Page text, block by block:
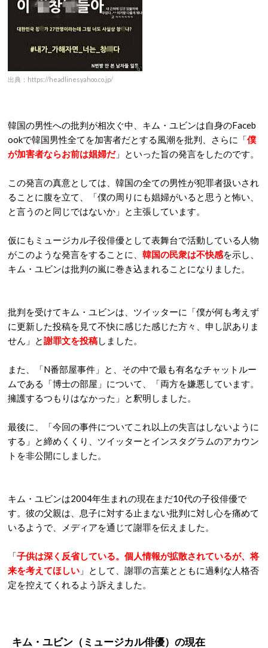
出典：https://headlines.yahoo.co.jp/
韓国の男性への批判が相次ぐ中、キム・ユビンは自身のFaceb
ookで韓国男性全てを加害者だとする風潮を批判、さらに「僕
が加害者ならお前は娼婦だ」といった旨の発言をしたのです。
この発言の真意としては、韓国の全ての男性が犯罪者扱いされ
ることに腹を立て、「僕の周りにも娼婦がいると思うと怖い、
と言うのと同じではないか」と主張しています。
仮にもミュージカル子役俳優として表舞台で活動している人物
がこのような発言をすることに、 韓国の民衆は不快感を示し、
キム・ユビンは批判の嵐に巻き込まれることになりました。
批判を受けてキム・ユビンは、ツイッターに「僕が何も考えず
に更新した投稿を見て不快に感じた感じた方々、申し訳ありま
せん」と謝罪文を投稿しました。
また、「N番部屋事件」と、その中で最も有名なチャットルー
ムである「博士の部屋」について、「両方を嫌悪しています。
擁護するつもりはなかった」と釈明しました。
最後に、「今回の事件についてこれ以上の失言はしないように
する」と締めくくり、ツイッターとインスタグラムのアカウン
トを非公開にしました。
キム・ユビンは2004年生まれの現在まだ10代の子役俳優で
す。彼の父親は、息子に対する止まない批判に対し心を痛めて
いるようで、メディアを通じて謝罪を伝えました。
「子供は深く反省している。個人情報が拡散されているが、将
来を考えてほしい 」として、謝罪の言葉とともに過剰な人格否
定を控えてくれるよう訴えました。
キム・ユビン（ミュージカル俳優）の現在